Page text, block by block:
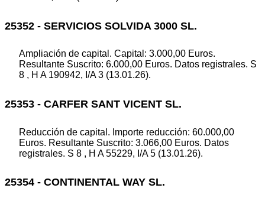
25352 - SERVICIOS SOLVIDA 3000 SL.
Ampliación de capital. Capital: 3.000,00 Euros.
Resultante Suscrito: 6.000,00 Euros. Datos registrales. S
8 , H A 190942, I/A 3 (13.01.26).
25353 - CARFER SANT VICENT SL.
Reducción de capital. Importe reducción: 60.000,00
Euros. Resultante Suscrito: 3.066,00 Euros. Datos
registrales. S 8 , H A 55229, I/A 5 (13.01.26).
25354 - CONTINENTAL WAY SL.